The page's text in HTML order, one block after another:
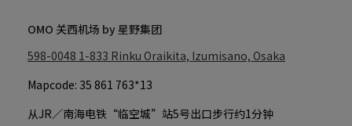
OMO 关西机场 by 星野集团
598-0048 1-833 Rinku Oraikita, Izumisano, Osaka
Mapcode: 35 861 763*13
从JR／南海电铁“临空城”站5号出口步行约1分钟